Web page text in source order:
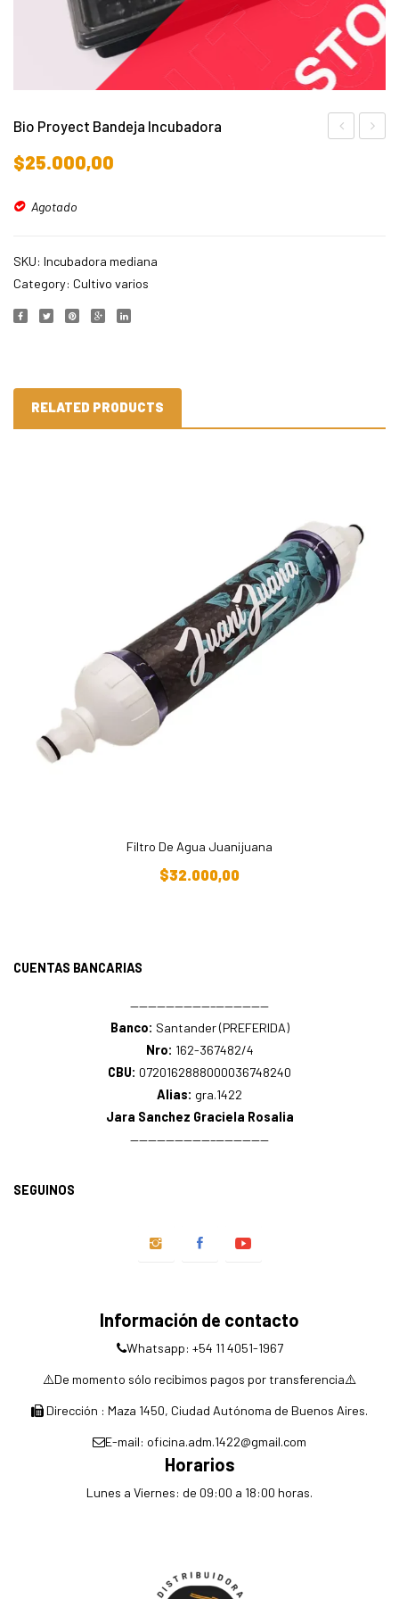
Bio Proyect Bandeja Incubadora
$25.000,00
Agotado
SKU: Incubadora mediana
Category: Cultivo varios
RELATED PRODUCTS
Filtro De Agua Juanijuana
$32.000,00
CUENTAS BANCARIAS
—————————–——————
Banco: Santander (PREFERIDA)
Nro: 162-367482/4
CBU: 0720162888000036748240
Alias: gra.1422
Jara Sanchez Graciela Rosalia
—————————–——————
SEGUINOS
Información de contacto
Whatsapp: +54 11 4051-1967
⚠️De momento sólo recibimos pagos por transferencia⚠️
Dirección : Maza 1450, Ciudad Autónoma de Buenos Aires.
E-mail: oficina.adm.1422@gmail.com
Horarios
Lunes a Viernes: de 09:00 a 18:00 horas.